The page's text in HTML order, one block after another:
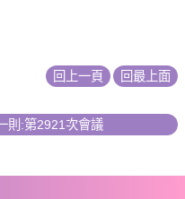
回上一頁 回最上面
則:第2921次會議